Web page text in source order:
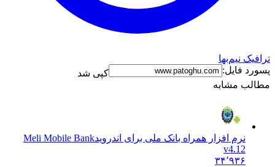
ترافیک نیم‌بها
پسورد فایل:
کپی شد
مطالب مشابه
نرم افزار همراه بانک ملی برای اندرویدMeli Mobile Bank
v4.12
۳۴٬۹۳۶